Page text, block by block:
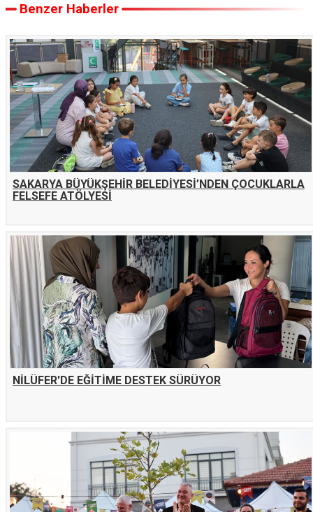
Benzer Haberler
SAKARYA BÜYÜKŞEHİR BELEDİYESİ’NDEN ÇOCUKLARLA
FELSEFE ATÖLYESİ
NİLÜFER'DE EĞİTİME DESTEK SÜRÜYOR